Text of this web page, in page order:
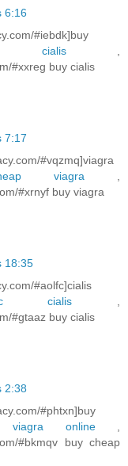
6:16
#iebdk]buy
cialis,
#xxreg buy cialis
7:17
#vqzmq]viagra
viagra
#xrnyf buy viagra
18:35
#aolfc]cialis
cialis
#gtaaz buy cialis
2:38
#phtxn]buy
viagra online,
#bkmqv buy cheap